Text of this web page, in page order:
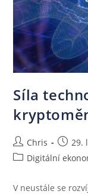
Síla
Chris
29.
Digitální
V neustále se